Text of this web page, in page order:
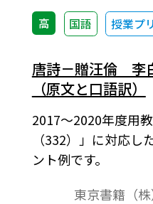
高 国語 授業プ
唐詩－贈汪倫 李
（原文と口語訳）
2017～2020年度用
（332）」に対応し
ント例です。
東京書籍（